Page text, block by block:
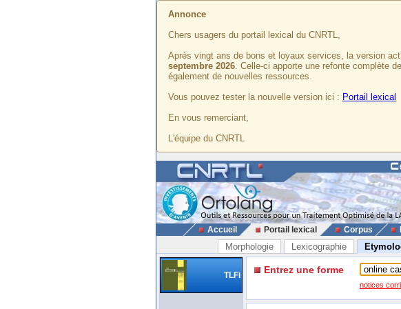
Annonce
Chers usagers du portail lexical du CNRTL,
Après vingt ans de bons et loyaux services, la version
septembre 2026. Celle-ci apporte une refonte complète
également de nouvelles ressources.
Vous pouvez tester la nouvelle version ici : Portail lexical
En vous remerciant,
L'équipe du CNRTL
Accueil Portail lexical Corpus
Morphologie Lexicographie
TLFi Entrez une forme
notices